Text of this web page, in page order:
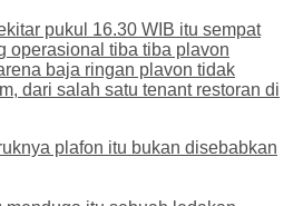
pukul 16.30 WIB itu sempat
operasional tiba tiba plavon
baja ringan plavon tidak
dari salah satu tenant restoran di
plafon itu bukan disebabkan